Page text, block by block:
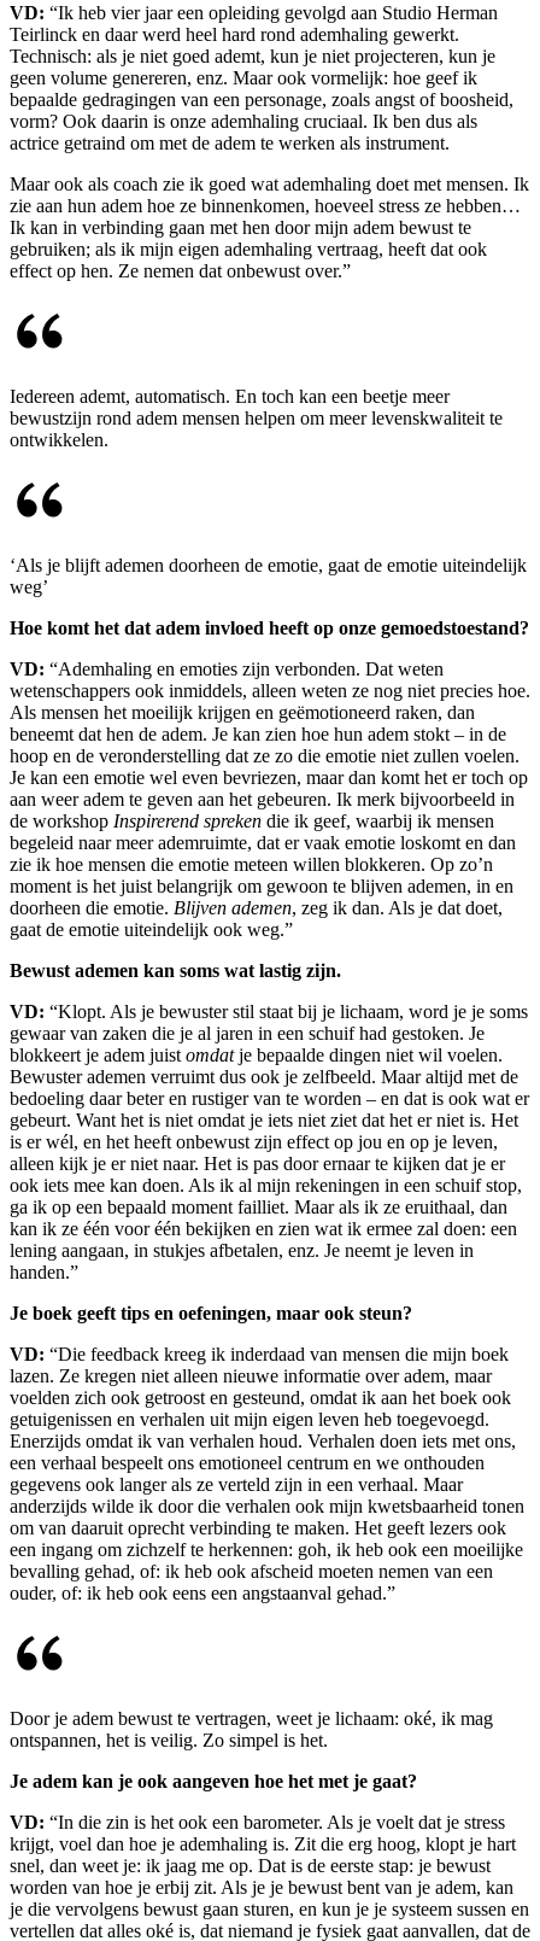
VD: “Ik heb vier jaar een opleiding gevolgd aan Studio Herman
Teirlinck en daar werd heel hard rond ademhaling gewerkt.
Technisch: als je niet goed ademt, kun je niet projecteren, kun je
geen volume genereren, enz. Maar ook vormelijk: hoe geef ik
bepaalde gedragingen van een personage, zoals angst of boosheid,
vorm? Ook daarin is onze ademhaling cruciaal. Ik ben dus als
actrice getraind om met de adem te werken als instrument.
Maar ook als coach zie ik goed wat ademhaling doet met mensen. Ik
zie aan hun adem hoe ze binnenkomen, hoeveel stress ze hebben…
Ik kan in verbinding gaan met hen door mijn adem bewust te
gebruiken; als ik mijn eigen ademhaling vertraag, heeft dat ook
effect op hen. Ze nemen dat onbewust over.”
Iedereen ademt, automatisch. En toch kan een beetje meer
bewustzijn rond adem mensen helpen om meer levenskwaliteit te
ontwikkelen.
‘Als je blijft ademen doorheen de emotie, gaat de emotie uiteindelijk
weg’
Hoe komt het dat adem invloed heeft op onze gemoedstoestand?
VD: “Ademhaling en emoties zijn verbonden. Dat weten
wetenschappers ook inmiddels, alleen weten ze nog niet precies hoe.
Als mensen het moeilijk krijgen en geëmotioneerd raken, dan
beneemt dat hen de adem. Je kan zien hoe hun adem stokt – in de
hoop en de veronderstelling dat ze zo die emotie niet zullen voelen.
Je kan een emotie wel even bevriezen, maar dan komt het er toch op
aan weer adem te geven aan het gebeuren. Ik merk bijvoorbeeld in
de workshop Inspirerend spreken die ik geef, waarbij ik mensen
begeleid naar meer ademruimte, dat er vaak emotie loskomt en dan
zie ik hoe mensen die emotie meteen willen blokkeren. Op zo’n
moment is het juist belangrijk om gewoon te blijven ademen, in en
doorheen die emotie. Blijven ademen, zeg ik dan. Als je dat doet,
gaat de emotie uiteindelijk ook weg.”
Bewust ademen kan soms wat lastig zijn.
VD: “Klopt. Als je bewuster stil staat bij je lichaam, word je je soms
gewaar van zaken die je al jaren in een schuif had gestoken. Je
blokkeert je adem juist omdatje bepaalde dingen niet wil voelen.
Bewuster ademen verruimt dus ook je zelfbeeld. Maar altijd met de
bedoeling daar beter en rustiger van te worden – en dat is ook wat er
gebeurt. Want het is niet omdat je iets niet ziet dat het er niet is. Het
is er wél, en het heeft onbewust zijn effect op jou en op je leven,
alleen kijk je er niet naar. Het is pas door ernaar te kijken dat je er
ook iets mee kan doen. Als ik al mijn rekeningen in een schuif stop,
ga ik op een bepaald moment failliet. Maar als ik ze eruithaal, dan
kan ik ze één voor één bekijken en zien wat ik ermee zal doen: een
lening aangaan, in stukjes afbetalen, enz. Je neemt je leven in
handen.”
Je boek geeft tips en oefeningen, maar ook steun?
VD: “Die feedback kreeg ik inderdaad van mensen die mijn boek
lazen. Ze kregen niet alleen nieuwe informatie over adem, maar
voelden zich ook getroost en gesteund, omdat ik aan het boek ook
getuigenissen en verhalen uit mijn eigen leven heb toegevoegd.
Enerzijds omdat ik van verhalen houd. Verhalen doen iets met ons,
een verhaal bespeelt ons emotioneel centrum en we onthouden
gegevens ook langer als ze verteld zijn in een verhaal. Maar
anderzijds wilde ik door die verhalen ook mijn kwetsbaarheid tonen
om van daaruit oprecht verbinding te maken. Het geeft lezers ook
een ingang om zichzelf te herkennen: goh, ik heb ook een moeilijke
bevalling gehad, of: ik heb ook afscheid moeten nemen van een
ouder, of: ik heb ook eens een angstaanval gehad.”
Door je adem bewust te vertragen, weet je lichaam: oké, ik mag
ontspannen, het is veilig. Zo simpel is het.
Je adem kan je ook aangeven hoe het met je gaat?
VD: “In die zin is het ook een barometer. Als je voelt dat je stress
krijgt, voel dan hoe je ademhaling is. Zit die erg hoog, klopt je hart
snel, dan weet je: ik jaag me op. Dat is de eerste stap: je bewust
worden van hoe je erbij zit. Als je je bewust bent van je adem, kan
je die vervolgens bewust gaan sturen, en kun je je systeem sussen en
vertellen dat alles oké is, dat niemand je fysiek gaat aanvallen, dat de